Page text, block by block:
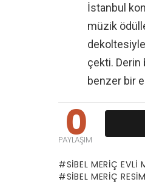
İstanbul
müzik
çekti. Derin
benzer bir
0
PAYLAŞIM
SIBEL MERIÇ EVLI
SIBEL MERIÇ